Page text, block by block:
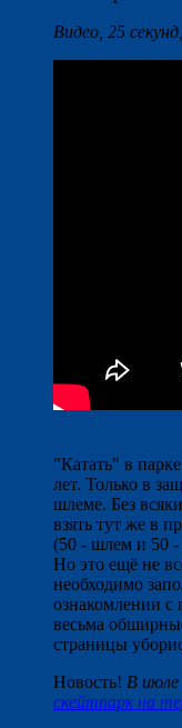
Видео, 25
"Катать" в
лет. Только в
шлеме. Без
взять тут же в
(50 - шлем и 50 -
Но это ещё не
необходимо
ознакомлении с
весьма
страницы
Новость! В июле
скейтпарк на